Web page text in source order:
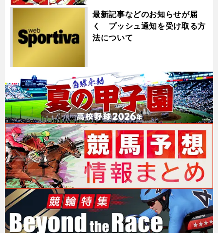
最新記事などのお知らせが届
く プッシュ通知を受け取る方
法について